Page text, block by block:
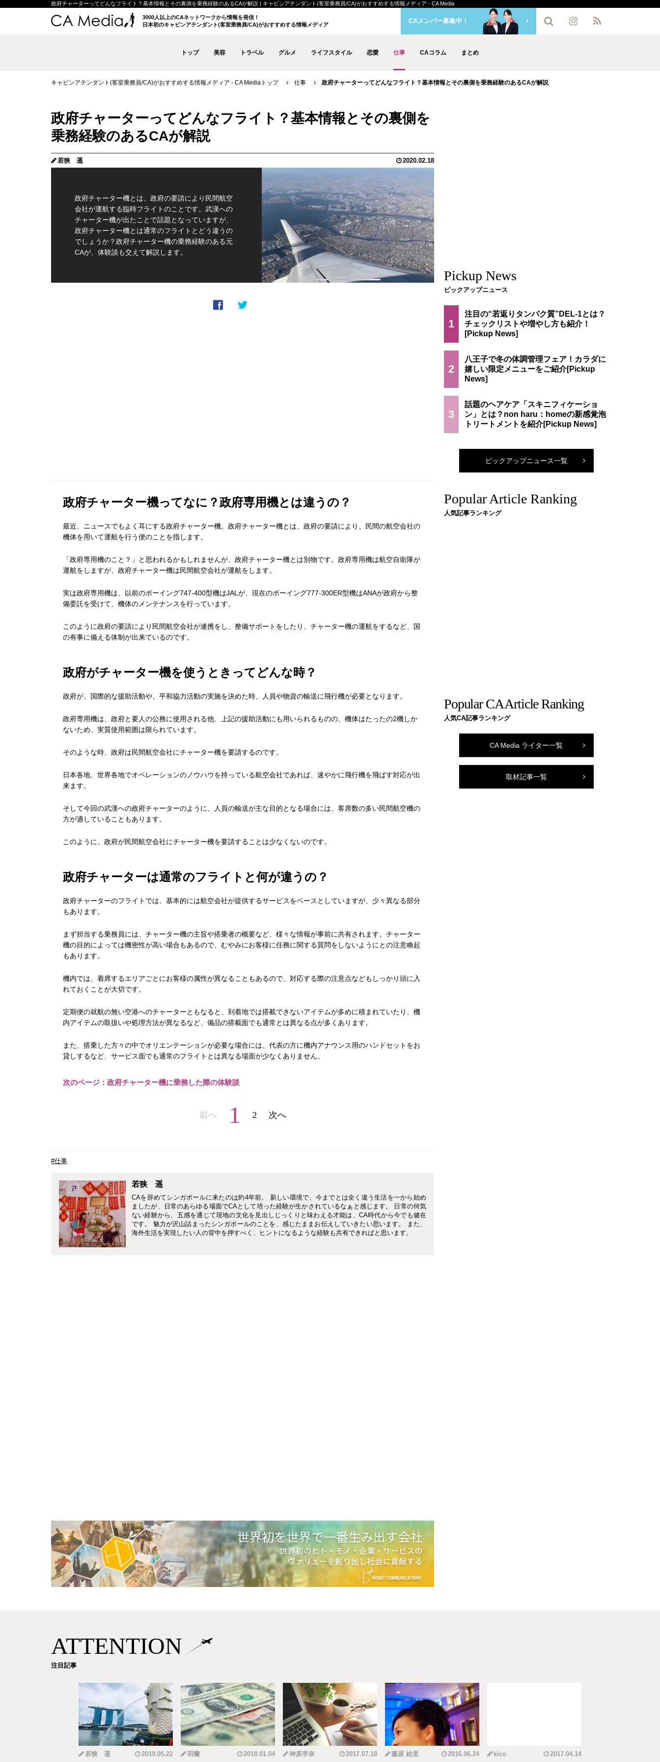
政府チャーターってどんなフライト？基本情報とその裏側を乗務経験のあるCAが解説 | キャビンアテンダント(客室乗務員/CA)がおすすめする情報メディア - CA Media
3000人以上のCAネットワークから情報を発信！
日本初のキャビンアテンダント(客室乗務員/CA)がおすすめする情報メディア
トップ 美容 トラベル グルメ ライフスタイル 恋愛 仕事 CAコラム まとめ
CAメンバー募集中！
キャビンアテンダント(客室乗務員/CA)がおすすめする情報メディア - CA Mediaトップ 仕事 政府チャーターってどんなフライト？基本情報とその裏側を乗務経験のあるCAが解説
政府チャーターってどんなフライト？基本情報とその裏側を
乗務経験のあるCAが解説
若狭 遥 2020.02.18
政府チャーター機とは、政府の要請により民間航空
会社が運航する臨時フライトのことです。武漢への
チャーター機が出たことで話題となっていますが、
政府チャーター機とは通常のフライトとどう違うの
でしょうか？政府チャーター機の乗務経験のある元
CAが、体験談も交えて解説します。
政府チャーター機ってなに？政府専用機とは違うの？
最近、ニュースでもよく耳にする政府チャーター機。政府チャーター機とは、政府の要請により、民間の航空会社の
機体を用いて運航を行う便のことを指します。
「政府専用機のこと？」と思われるかもしれませんが、政府チャーター機とは別物です。政府専用機は航空自衛隊が
運航をしますが、政府チャーター機は民間航空会社が運航をします。
実は政府専用機は、以前のボーイング747-400型機はJALが、現在のボーイング777-300ER型機はANAが政府から整
備委託を受けて、機体のメンテナンスを行っています。
このように政府の要請により民間航空会社が連携をし、整備サポートをしたり、チャーター機の運航をするなど、国
の有事に備える体制が出来ているのです。
政府がチャーター機を使うときってどんな時？
政府が、国際的な援助活動や、平和協力活動の実施を決めた時、人員や物資の輸送に飛行機が必要となります。
政府専用機は、政府と要人の公務に使用される他、上記の援助活動にも用いられるものの、機体はたったの2機しか
ないため、実質使用範囲は限られています。
そのような時、政府は民間航空会社にチャーター機を要請するのです。
日本各地、世界各地でオペレーションのノウハウを持っている航空会社であれば、速やかに飛行機を飛ばす対応が出
来ます。
そして今回の武漢への政府チャーターのように、人員の輸送が主な目的となる場合には、客席数の多い民間航空機の
方が適していることもあります。
このように、政府が民間航空会社にチャーター機を要請することは少なくないのです。
政府チャーターは通常のフライトと何が違うの？
政府チャーターのフライトでは、基本的には航空会社が提供するサービスをベースとしていますが、少々異なる部分
もあります。
まず担当する乗務員には、チャーター機の主旨や搭乗者の概要など、様々な情報が事前に共有されます。チャーター
機の目的によっては機密性が高い場合もあるので、むやみにお客様に任務に関する質問をしないようにとの注意喚起
もあります。
機内では、着席するエリアごとにお客様の属性が異なることもあるので、対応する際の注意点などもしっかり頭に入
れておくことが大切です。
定期便の就航の無い空港へのチャーターともなると、到着地では搭載できないアイテムが多めに積まれていたり、機
内アイテムの取扱いや処理方法が異なるなど、備品の搭載面でも通常とは異なる点が多くあります。
また、搭乗した方々の中でオリエンテーションが必要な場合には、代表の方に機内アナウンス用のハンドセットをお
貸しするなど、サービス面でも通常のフライトとは異なる場面が少なくありません。
次のページ：政府チャーター機に乗務した際の体験談
前へ 1 2 次へ
#仕事
若狭 遥
CAを辞めてシンガポールに来たのは約4年前。 新しい環境で、今までとは全く違う生活を一から始め
ましたが、日常のあらゆる場面でCAとして培った経験が生かされているなぁと感じます。 日常の何気
ない経験から、五感を通じて現地の文化を見出しじっくりと味わえる才能は、CA時代から今でも健在
です。 魅力が沢山詰まったシンガポールのことを、感じたままお伝えしていきたい思います。 また、
海外生活を実現したい人の背中を押すべく、ヒントになるような経験も共有できればと思います。
Pickup News
ピックアップニュース
1
注目の“若返りタンパク質”DEL-1とは？
チェックリストや増やし方も紹介！
2
八王子で冬の体調管理フェア！カラダに
嬉しい限定メニューをご紹介
3
話題のヘアケア「スキニフィケーショ
ン」とは？non haru：homeの新感覚泡
トリートメントを紹介
ピックアップニュース一覧
Popular Article Ranking
人気記事ランキング
Popular CA Article Ranking
人気CA記事ランキング
CA Media ライター一覧
取材記事一覧
ATTENTION
注目記事
若狭 遥 2019.05.22 羽蘭 2018.01.04 神原李奈 2017.07.18 藤原 絵里 2016.06.24 kico 2017.04.14